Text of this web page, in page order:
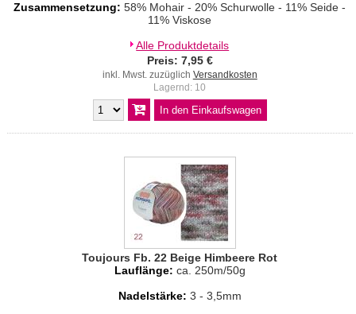
Zusammensetzung:58% Mohair - 20% Schurwolle - 11% Seide -
11% Viskose
Alle Produktdetails
Preis: 7,95 €
inkl. Mwst. zuzüglich Versandkosten
Lagernd: 10
Toujours Fb. 22 Beige Himbeere Rot
Lauflänge: ca. 250m/50g
Nadelstärke: 3 - 3,5mm